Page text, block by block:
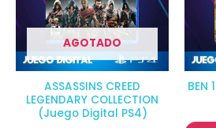
AGOTADO
ASSASSINS CREED
LEGENDARY COLLECTION
(Juego Digital PS4)
BEN